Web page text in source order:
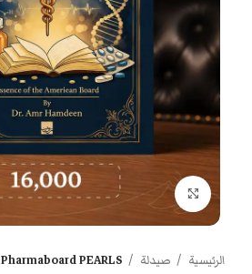
اضغط للتكبير
الرئيسية صيدلة Pharmaboard PEARLS